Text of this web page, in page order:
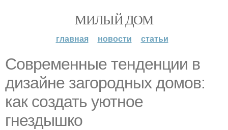
МИЛЫЙ ДОМ
главная новости статьи
Современные тенденции в
дизайне загородных домов:
как создать уютное
гнездышко